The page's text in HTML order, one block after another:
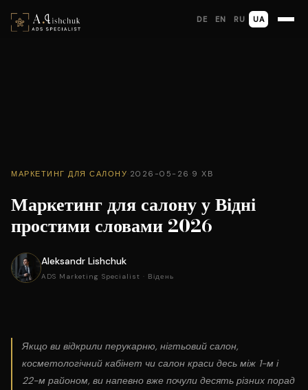
DE EN RU UA
МАРКЕТИНГ ДЛЯ САЛОНУ 2026-05-26 9 ХВ
Маркетинг для салону у Відні
простими словами 2026
Aleksandr Lishchuk
ADS Marketing Specialist · Відень
Якщо ви відкрили перукарню, нігтьовий салон,
косметологічний кабінет чи салон краси десь між 1-м і
22-м районом, ви напевно вже почули десять різних порад